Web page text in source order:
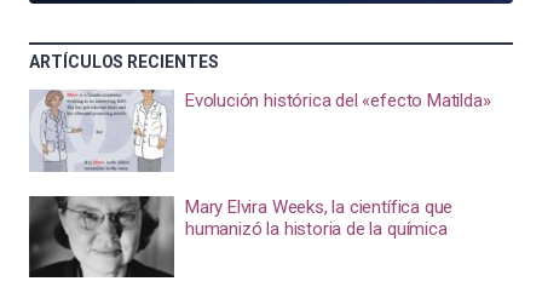
ARTÍCULOS RECIENTES
Evolución histórica del «efecto Matilda»
Mary Elvira Weeks, la científica que
humanizó la historia de la química